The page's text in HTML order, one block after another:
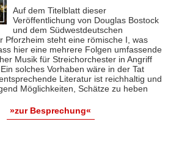
Auf dem Titelblatt dieser
Veröffentlichung von Douglas Bostock
und dem Südwestdeutschen
Pforzheim steht eine römische I, was
hier eine mehrere Folgen umfassende
Musik für Streichorchester in Angriff
solches Vorhaben wäre in der Tat
Literatur ist reichhaltig und
Möglichkeiten, Schätze zu heben
»zur Besprechung«